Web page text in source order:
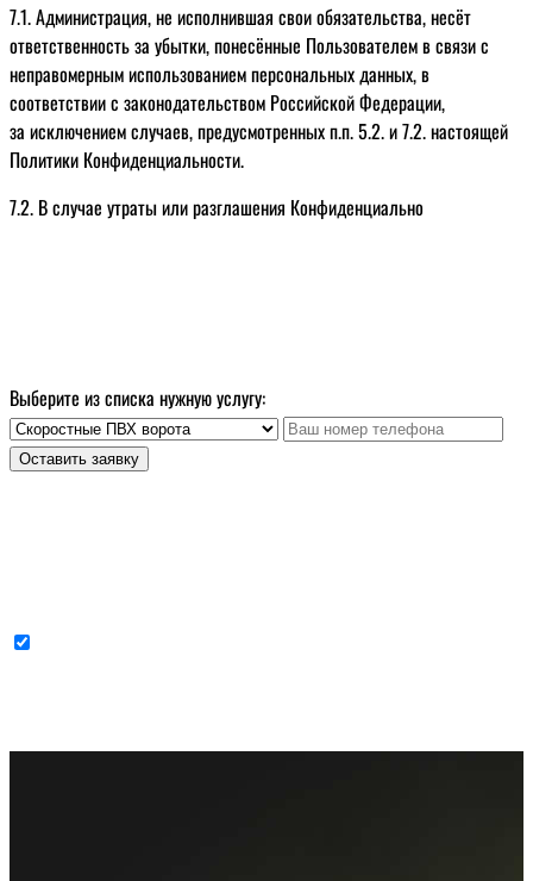
7.1. Администрация, не исполнившая свои обязательства, несёт
ответственность за убытки, понесённые Пользователем в связи с
неправомерным использованием персональных данных, в
соответствии с законодательством Российской Федерации,
за исключением случаев, предусмотренных п.п. 5.2. и 7.2. настоящей
Политики Конфиденциальности.
7.2. В случае утраты или разглашения Конфиденциально
Выберите из списка нужную услугу:
Оставить заявку